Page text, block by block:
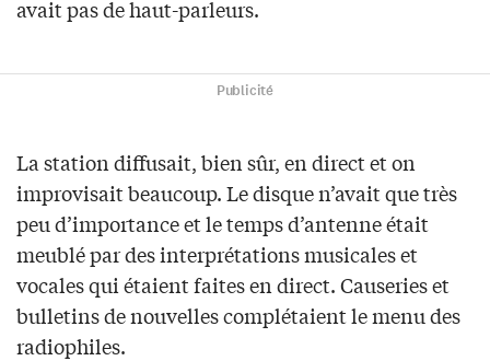
avait pas de haut-parleurs.
Publicité
La station diffusait, bien sûr, en direct et on
improvisait beaucoup. Le disque n’avait que très
peu d’importance et le temps d’antenne était
meublé par des interprétations musicales et
vocales qui étaient faites en direct. Causeries et
bulletins de nouvelles complétaient le menu des
radiophiles.